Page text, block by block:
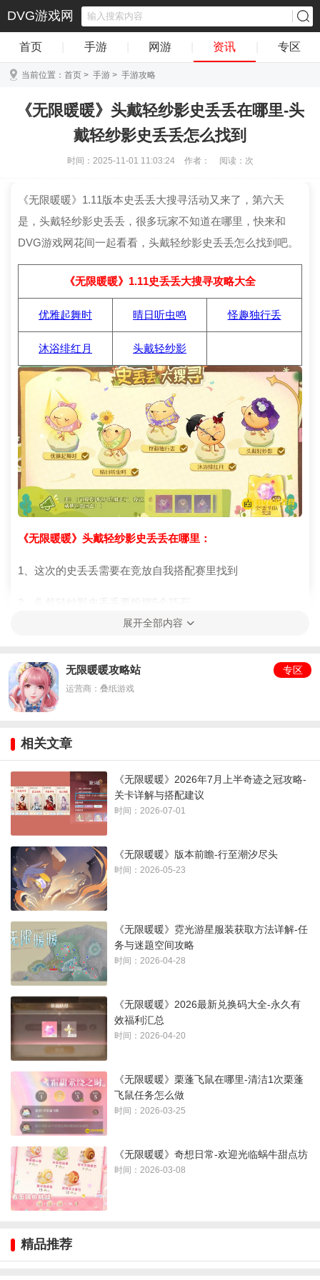
DVG游戏网
首页 手游 网游 资讯 专区
当前位置： 首页 > 手游 > 手游攻略
《无限暖暖》头戴轻纱影史丢丢在哪里-头
戴轻纱影史丢丢怎么找到
时间：2025-11-01 11:03:24 作者： 阅读： 次
《无限暖暖》1.11版本史丢丢大搜寻活动又来了，第六天
是，头戴轻纱影史丢丢，很多玩家不知道在哪里，快来和
DVG游戏网花间一起看看，头戴轻纱影史丢丢怎么找到吧。
《无限暖暖》1.11史丢丢大搜寻攻略大全
优雅起舞时 晴日听虫鸣 怪趣独行丢
沐浴绯红月 头戴轻纱影
《无限暖暖》头戴轻纱影史丢丢在哪里：
1、这次的史丢丢需要在竞放自我搭配赛里找到
2、头戴轻纱影史丢丢要投掷5个巧石
4、右下角，投5次巧石就可以了
5、然后可以看到史丢丢出现在某个格子上，随用随心巧石，
跳上那个格子就可以找到了
展开全部内容
无限暖暖攻略站
运营商：叠纸游戏
专区
相关文章
《无限暖暖》2026年7月上半奇迹之冠攻略-
关卡详解与搭配建议
时间：2026-07-01
《无限暖暖》版本前瞻-行至潮汐尽头
时间：2026-05-23
《无限暖暖》霓光游星服装获取方法详解-任
务与迷题空间攻略
时间：2026-04-28
《无限暖暖》2026最新兑换码大全-永久有
效福利汇总
时间：2026-04-20
《无限暖暖》栗蓬飞鼠在哪里-清洁1次栗蓬
飞鼠任务怎么做
时间：2026-03-25
《无限暖暖》奇想日常-欢迎光临蜗牛甜点坊
时间：2026-03-08
精品推荐